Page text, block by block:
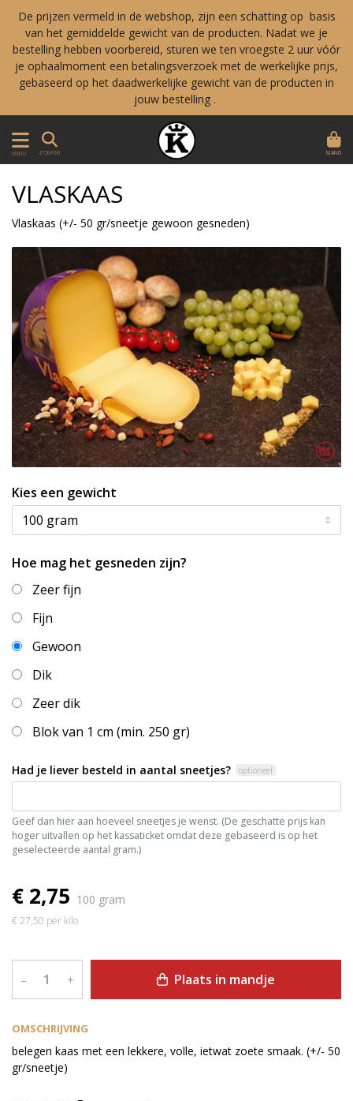
De prijzen vermeld in de webshop, zijn een schatting op basis
van het gemiddelde gewicht van de producten. Nadat we je
bestelling hebben voorbereid, sturen we ten vroegste 2 uur vóór
je ophaalmoment een betalingsverzoek met de werkelijke prijs,
gebaseerd op het daadwerkelijke gewicht van de producten in
jouw bestelling .
MENU ZOEKEN MAND
OMSCHRIJVING
belegen kaas met een lekkere, volle, ietwat zoete smaak. (+/- 50
gr/sneetje)
VLASKAAS
Vlaskaas (+/- 50 gr/sneetje gewoon gesneden)
Kies een gewicht
Hoe mag het gesneden zijn?
Zeer fijn
Fijn
Gewoon
Dik
Zeer dik
Blok van 1 cm (min. 250 gr)
Had je liever besteld in aantal sneetjes? optioneel
Geef dan hier aan hoeveel sneetjes je wenst. (De geschatte prijs kan
hoger uitvallen op het kassaticket omdat deze gebaseerd is op het
geselecteerde aantal gram.)
€ 2,75 100 gram
€ 27,50 per kilo
– + Plaats in mandje